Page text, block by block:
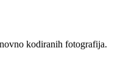
kodiranih fotografija.